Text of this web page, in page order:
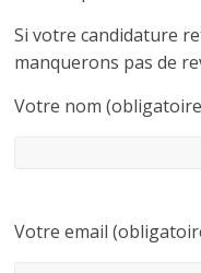
Si votre candidature
manquerons pas de
Votre nom
Votre email